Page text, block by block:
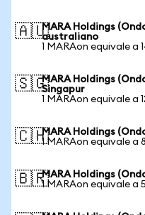
🇦🇺MARA Holdings
australiano
1 MARAon equivale a
🇸🇬MARA Holdings
Singapur
1 MARAon equivale a
🇨🇭MARA Holdings
1 MARAon equivale a
🇧🇷MARA Holdings
1 MARAon equivale a